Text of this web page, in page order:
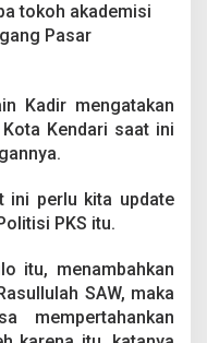
tokoh akademisi
Pasar
Kadir mengatakan
Kendari saat ini
ini perlu kita update
PKS itu.
itu, menambahkan
SAW, maka
mempertahankan